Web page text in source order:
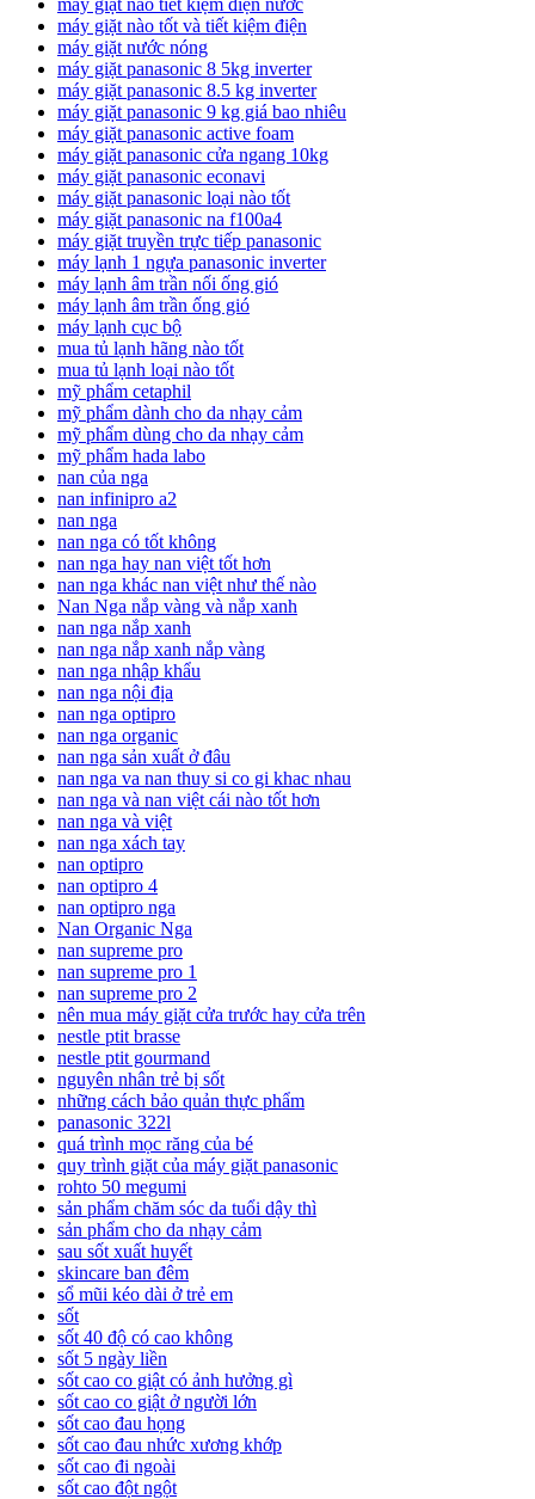
máy giặt nào tiết kiệm điện nước
máy giặt nào tốt và tiết kiệm điện
máy giặt nước nóng
máy giặt panasonic 8 5kg inverter
máy giặt panasonic 8.5 kg inverter
máy giặt panasonic 9 kg giá bao nhiêu
máy giặt panasonic active foam
máy giặt panasonic cửa ngang 10kg
máy giặt panasonic econavi
máy giặt panasonic loại nào tốt
máy giặt panasonic na f100a4
máy giặt truyền trực tiếp panasonic
máy lạnh 1 ngựa panasonic inverter
máy lạnh âm trần nối ống gió
máy lạnh âm trần ống gió
máy lạnh cục bộ
mua tủ lạnh hãng nào tốt
mua tủ lạnh loại nào tốt
mỹ phẩm cetaphil
mỹ phẩm dành cho da nhạy cảm
mỹ phẩm dùng cho da nhạy cảm
mỹ phẩm hada labo
nan của nga
nan infinipro a2
nan nga
nan nga có tốt không
nan nga hay nan việt tốt hơn
nan nga khác nan việt như thế nào
Nan Nga nắp vàng và nắp xanh
nan nga nắp xanh
nan nga nắp xanh nắp vàng
nan nga nhập khẩu
nan nga nội địa
nan nga optipro
nan nga organic
nan nga sản xuất ở đâu
nan nga va nan thuy si co gi khac nhau
nan nga và nan việt cái nào tốt hơn
nan nga và việt
nan nga xách tay
nan optipro
nan optipro 4
nan optipro nga
Nan Organic Nga
nan supreme pro
nan supreme pro 1
nan supreme pro 2
nên mua máy giặt cửa trước hay cửa trên
nestle ptit brasse
nestle ptit gourmand
nguyên nhân trẻ bị sốt
những cách bảo quản thực phẩm
panasonic 322l
quá trình mọc răng của bé
quy trình giặt của máy giặt panasonic
rohto 50 megumi
sản phẩm chăm sóc da tuổi dậy thì
sản phẩm cho da nhạy cảm
sau sốt xuất huyết
skincare ban đêm
sổ mũi kéo dài ở trẻ em
sốt
sốt 40 độ có cao không
sốt 5 ngày liền
sốt cao co giật có ảnh hưởng gì
sốt cao co giật ở người lớn
sốt cao đau họng
sốt cao đau nhức xương khớp
sốt cao đi ngoài
sốt cao đột ngột